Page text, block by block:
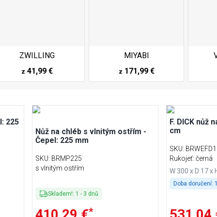
ZWILLING
z 41,99 €
MIYABI
z 171,99 €
225
Nůž na chléb s vlnitým ostřím -
Čepel: 225 mm
SKU: BRMP225
s vlnitým ostřím
Skladem!: 1 - 3 dnů
*
F. DICK nůž
cm
SKU:
Rukojeť: černá
W 300 x D 17 x
Doba doručení: